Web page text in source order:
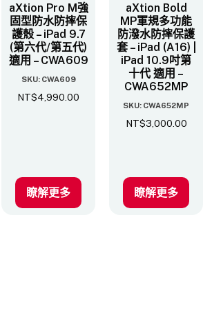
aXtion Pro M強
固型防水防摔保
護殼 – iPad 9.7
(第六代/第五代)
適用 – CWA609
SKU: CWA609
NT$4,990.00
瞭解更多
aXtion Bold
MP軍規多功能
防潑水防摔保護
套 – iPad (A16) |
iPad 10.9吋第
十代 適用 –
CWA652MP
SKU: CWA652MP
NT$3,000.00
瞭解更多